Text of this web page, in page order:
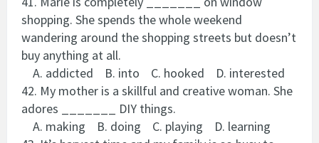
shopping. She spends the whole weekend
wandering around the shopping streets but doesn’t
buy anything at all.
A. addicted B. into C. hooked D. interested
42. My mother is a skillful and creative woman. She
adores _______ DIY things.
A. making B. doing C. playing D. learning